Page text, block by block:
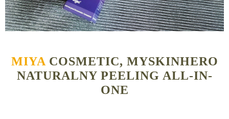
MIYA COSMETIC, MYSKINHERO
NATURALNY PEELING ALL-IN-
ONE